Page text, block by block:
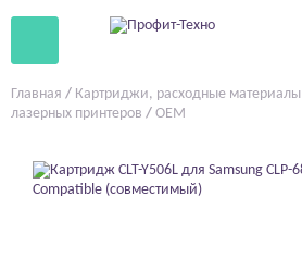
Главная / Картриджи, расходные материалы
лазерных принтеров / OEM